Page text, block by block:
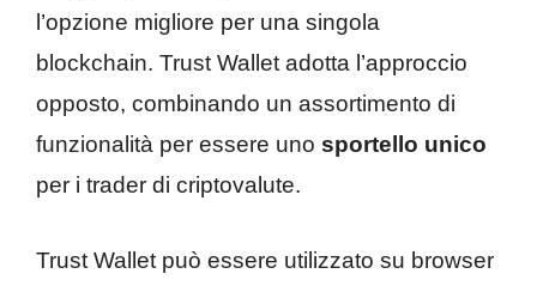
l’opzione migliore per una singola
blockchain. Trust Wallet adotta l’approccio
opposto, combinando un assortimento di
funzionalità per essere uno sportello unico
per i trader di criptovalute.
Trust Wallet può essere utilizzato su browser